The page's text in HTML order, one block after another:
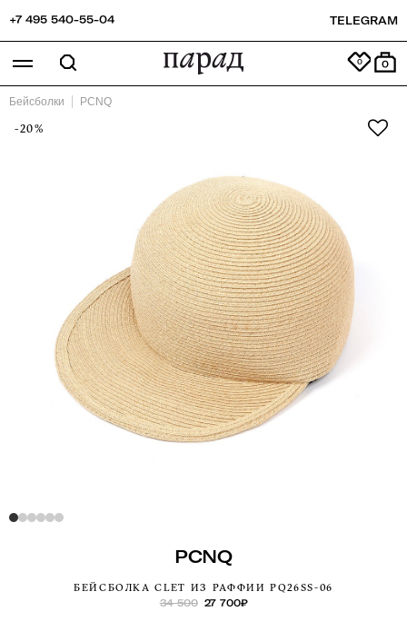
+7 495 540-55-04 TELEGRAM
0
Бейсболки PCNQ
-20%
PCNQ
БЕЙСБОЛКА CLET ИЗ РАФФИИ PQ26SS-06
34 500 27 700₽